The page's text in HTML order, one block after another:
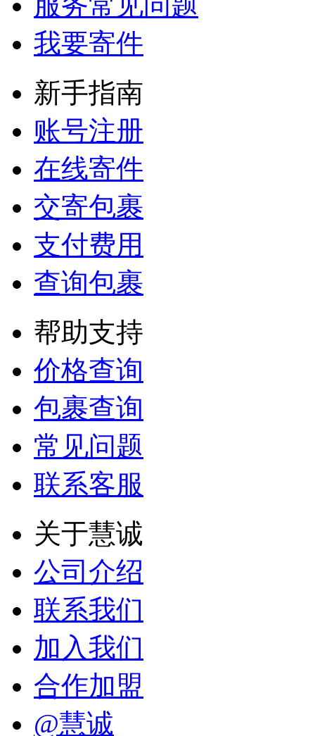
我要寄件
新手指南
账号注册
在线寄件
交寄包裹
支付费用
查询包裹
帮助支持
价格查询
包裹查询
常见问题
联系客服
关于慧诚
公司介绍
联系我们
加入我们
合作加盟
@慧诚